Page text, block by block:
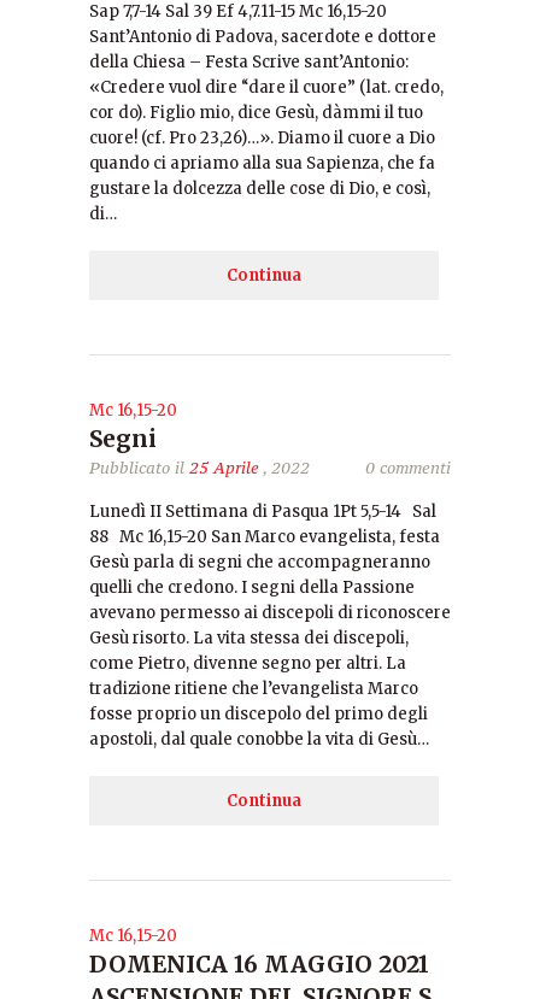
Sap 7,7-14 Sal 39 Ef 4,7.11-15 Mc 16,15-20
Sant’Antonio di Padova, sacerdote e dottore
della Chiesa – Festa Scrive sant’Antonio:
«Credere vuol dire “dare il cuore” (lat. credo,
cor do). Figlio mio, dice Gesù, dàmmi il tuo
cuore! (cf. Pro 23,26)…». Diamo il cuore a Dio
quando ci apriamo alla sua Sapienza, che fa
gustare la dolcezza delle cose di Dio, e così,
di…
Continua
Mc 16,15-20
Segni
Pubblicato il 25 Aprile, 2022 0 commenti
Lunedì II Settimana di Pasqua 1Pt 5,5-14 Sal
88 Mc 16,15-20 San Marco evangelista, festa
Gesù parla di segni che accompagneranno
quelli che credono. I segni della Passione
avevano permesso ai discepoli di riconoscere
Gesù risorto. La vita stessa dei discepoli,
come Pietro, divenne segno per altri. La
tradizione ritiene che l’evangelista Marco
fosse proprio un discepolo del primo degli
apostoli, dal quale conobbe la vita di Gesù…
Continua
Mc 16,15-20
DOMENICA 16 MAGGIO 2021